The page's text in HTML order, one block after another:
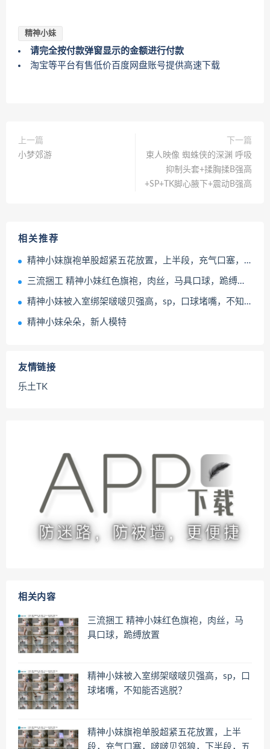
精神小妹
请完全按付款弹窗显示的金额进行付款
淘宝等平台有售低价百度网盘账号提供高速下载
上一篇
小梦郊游
下一篇
束人映像 蜘蛛侠的深渊 呼吸
抑制头套+揉胸揉B强高
+SP+TK脚心腋下+震动B强高
相关推荐
精神小妹旗袍单股超紧五花放置，上半段，充气口塞，啵啵贝郊狼，下半段，五花驷马拉扯股绳，马具口球，郊狼
三流捆工 精神小妹红色旗袍，肉丝，马具口球，跪缚放置
精神小妹被入室绑架啵啵贝强高，sp，口球堵嘴，不知能否逃脱？
精神小妹朵朵，新人模特
友情链接
乐土TK
相关内容
三流捆工 精神小妹红色旗袍，肉丝，马
具口球，跪缚放置
精神小妹被入室绑架啵啵贝强高，sp，口
球堵嘴，不知能否逃脱？
精神小妹旗袍单股超紧五花放置，上半
段，充气口塞，啵啵贝郊狼，下半段，五